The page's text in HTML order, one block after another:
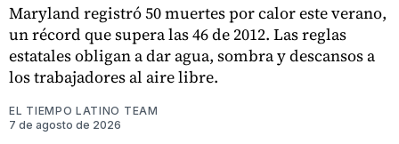
Maryland registró 50 muertes por calor este verano,
un récord que supera las 46 de 2012. Las reglas
estatales obligan a dar agua, sombra y descansos a
los trabajadores al aire libre.
EL TIEMPO LATINO TEAM
7 de agosto de 2026